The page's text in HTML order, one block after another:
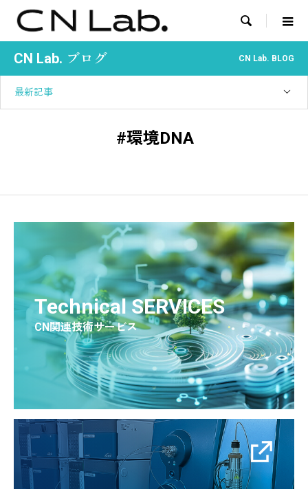

CN Lab. ブログ CN Lab. BLOG
最新記事
#環境DNA
Technical SERVICES
CN関連技術サービス